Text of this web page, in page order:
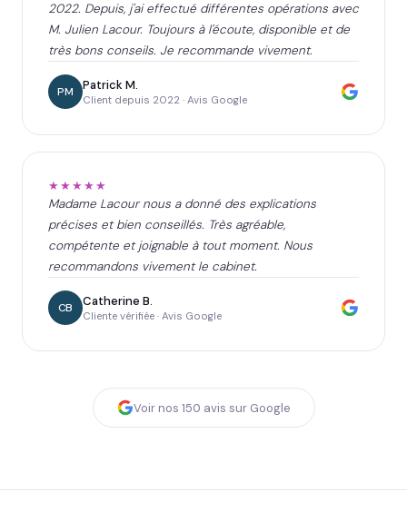
2022. Depuis, j'ai effectué différentes opérations avec
M. Julien Lacour. Toujours à l'écoute, disponible et de
très bons conseils. Je recommande vivement.
PM Patrick M.
Client depuis 2022 · Avis Google
★★★★★
Madame Lacour nous a donné des explications
précises et bien conseillés. Très agréable,
compétente et joignable à tout moment. Nous
recommandons vivement le cabinet.
CB Catherine B.
Cliente vérifiée · Avis Google
Voir nos 150 avis sur Google